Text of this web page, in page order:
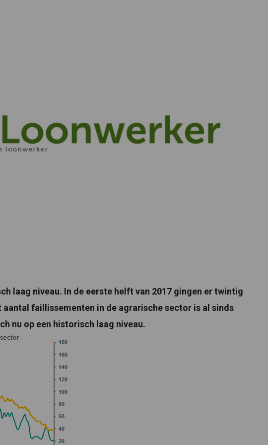
laag niveau. In de eerste helft van 2017 gingen er twintig
faillissementen in de agrarische sector is al sinds
nu op een historisch laag niveau.